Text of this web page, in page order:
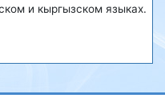
и кыргызском языках.